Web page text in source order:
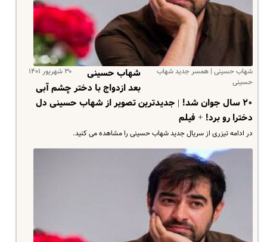
شهاب حسینی | همسر جدید شهاب
حسینی
۳۰ شهریور ۱۴۰۱
شهاب حسینی
بعد ازدواج با دختر چشم آبی
۲۰ سال جوان شد! | جدیدترین تصویر از شهاب حسینی دل
دخترا رو برد! + فیلم
در ادامه تیزری از سریال جدید شهاب حسینی را مشاهده می کنید.